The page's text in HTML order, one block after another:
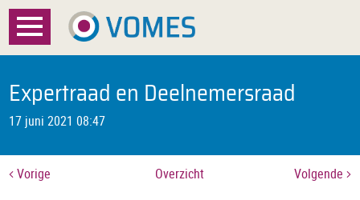
Menu
Over VOMES
Certificatie
Expertraad en Deelnemersraad
17 juni 2021 08:47
Vorige Overzicht Volgende